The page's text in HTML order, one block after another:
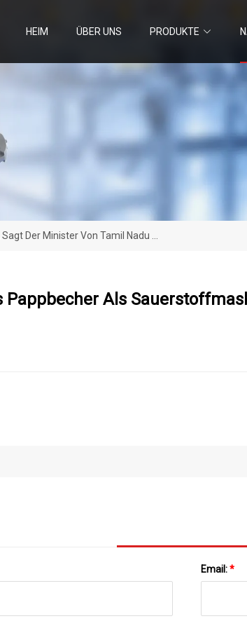
HEIM ÜBER UNS PRODUKTE
Der Minister Von Tamil Nadu ...
Pappbecher Als
Email:*